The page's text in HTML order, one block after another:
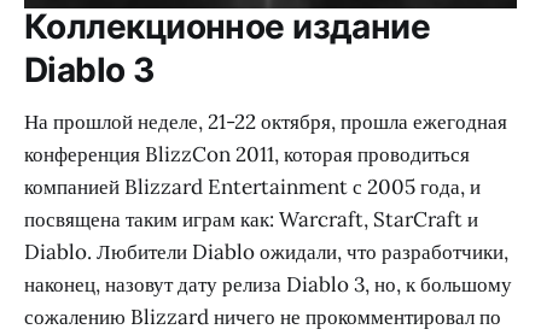
Коллекционное издание
Diablo 3
На прошлой неделе, 21-22 октября, прошла ежегодная
конференция BlizzCon 2011, которая проводиться
компанией Blizzard Entertainment с 2005 года, и
посвящена таким играм как: Warcraft, StarCraft и
Diablo. Любители Diablo ожидали, что разработчики,
наконец, назовут дату релиза Diablo 3, но, к большому
сожалению Blizzard ничего не прокомментировал по